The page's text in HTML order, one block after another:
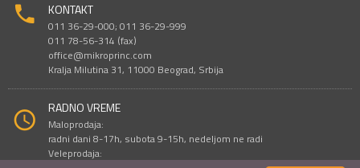
KONTAKT
011 36-29-000; 011 36-29-999
011 78-56-314 (fax)
office@mikroprinc.com
Kralja Milutina 31, 11000 Beograd, Srbija
RADNO VREME
Maloprodaja:
radni dani 8-17h, subota 9-15h, nedeljom ne radi
Veleprodaja: